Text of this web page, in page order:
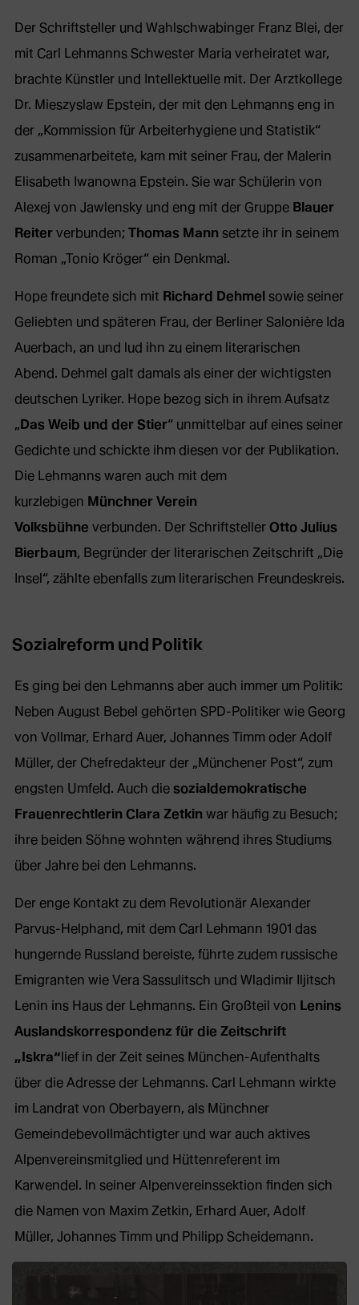
Der Schriftsteller und Wahlschwabinger Franz Blei, der
mit Carl Lehmanns Schwester Maria verheiratet war,
brachte Künstler und Intellektuelle mit. Der Arztkollege
Dr. Mieszyslaw Epstein, der mit den Lehmanns eng in
der „Kommission für Arbeiterhygiene und Statistik“
zusammenarbeitete, kam mit seiner Frau, der Malerin
Elisabeth Iwanowna Epstein. Sie war Schülerin von
Alexej von Jawlensky und eng mit der Gruppe Blauer
Reiterverbunden; Thomas Mannsetzte ihr in seinem
Roman „Tonio Kröger“ ein Denkmal.
Hope freundete sich mit Richard Dehmelsowie seiner
Geliebten und späteren Frau, der Berliner Salonière Ida
Auerbach, an und lud ihn zu einem literarischen
Abend. Dehmel galt damals als einer der wichtigsten
deutschen Lyriker. Hope bezog sich in ihrem Aufsatz
„Das Weib und der Stier“ unmittelbar auf eines seiner
Gedichte und schickte ihm diesen vor der Publikation.
Die Lehmanns waren auch mit dem
kurzlebigen Münchner Verein
Volksbühne verbunden. Der Schriftsteller Otto Julius
Bierbaum, Begründer der literarischen Zeitschrift „Die
Insel“, zählte ebenfalls zum literarischen Freundeskreis.
Sozialreform und Politik
Es ging bei den Lehmanns aber auch immer um Politik:
Neben August Bebel gehörten SPD-Politiker wie Georg
von Vollmar, Erhard Auer, Johannes Timm oder Adolf
Müller, der Chefredakteur der „Münchener Post“, zum
engsten Umfeld. Auch die sozialdemokratische
Frauenrechtlerin Clara Zetkinwar häufig zu Besuch;
ihre beiden Söhne wohnten während ihres Studiums
über Jahre bei den Lehmanns.
Der enge Kontakt zu dem Revolutionär Alexander
Parvus-Helphand, mit dem Carl Lehmann 1901 das
hungernde Russland bereiste, führte zudem russische
Emigranten wie Vera Sassulitsch und Wladimir Iljitsch
Lenin ins Haus der Lehmanns. Ein Großteil von Lenins
Auslandskorrespondenz für die Zeitschrift
„Iskra“lief in der Zeit seines München-Aufenthalts
über die Adresse der Lehmanns. Carl Lehmann wirkte
im Landrat von Oberbayern, als Münchner
Gemeindebevollmächtigter und war auch aktives
Alpenvereinsmitglied und Hüttenreferent im
Karwendel. In seiner Alpenvereinssektion finden sich
die Namen von Maxim Zetkin, Erhard Auer, Adolf
Müller, Johannes Timm und Philipp Scheidemann.